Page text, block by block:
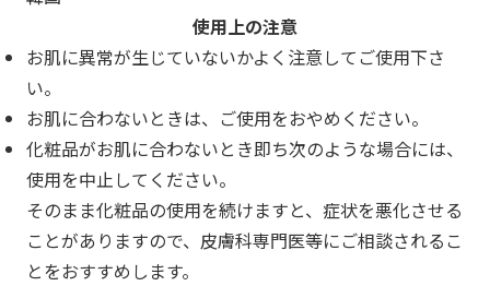
使用上の注意
お肌に異常が生じていないかよく注意してご使用下さ
い。
お肌に合わないときは、ご使用をおやめください。
化粧品がお肌に合わないとき即ち次のような場合には、
使用を中止してください。
そのまま化粧品の使用を続けますと、症状を悪化させる
ことがありますので、皮膚科専門医等にご相談されるこ
とをおすすめします。